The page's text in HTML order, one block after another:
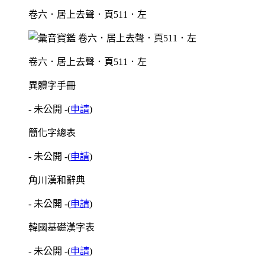
卷六．居上去聲．頁511．左
卷六．居上去聲．頁511．左
異體字手冊
- 未公開 -(申請)
簡化字總表
- 未公開 -(申請)
角川漢和辭典
- 未公開 -(申請)
韓國基礎漢字表
- 未公開 -(申請)